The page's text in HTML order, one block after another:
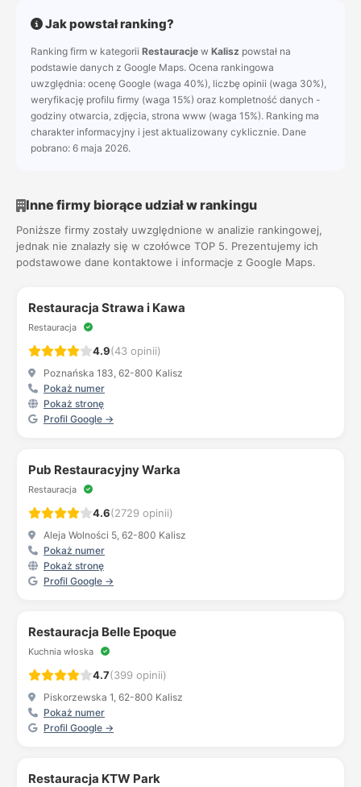
Jak powstał ranking?
Ranking firm w kategorii Restauracje w Kalisz powstał na
podstawie danych z Google Maps. Ocena rankingowa
uwzględnia: ocenę Google (waga 40%), liczbę opinii (waga 30%),
weryfikację profilu firmy (waga 15%) oraz kompletność danych -
godziny otwarcia, zdjęcia, strona www (waga 15%). Ranking ma
charakter informacyjny i jest aktualizowany cyklicznie. Dane
pobrano: 6 maja 2026.
Inne firmy biorące udział w rankingu
Poniższe firmy zostały uwzględnione w analizie rankingowej,
jednak nie znalazły się w czołówce TOP 5. Prezentujemy ich
podstawowe dane kontaktowe i informacje z Google Maps.
Restauracja Strawa i Kawa
Restauracja
4.9(43 opinii)
Poznańska 183, 62-800 Kalisz
Pokaż numer
Pokaż stronę
Profil Google →
Pub Restauracyjny Warka
Restauracja
4.6(2729 opinii)
Aleja Wolności 5, 62-800 Kalisz
Pokaż numer
Pokaż stronę
Profil Google →
Restauracja Belle Epoque
Kuchnia włoska
4.7(399 opinii)
Piskorzewska 1, 62-800 Kalisz
Pokaż numer
Profil Google →
Restauracja KTW Park